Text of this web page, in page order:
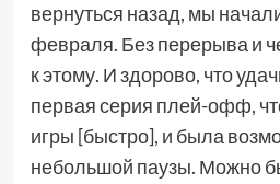
вернуться назад, мы
февраля. Без перерыва и
к этому. И здорово, что
первая серия плей-офф,
игры [быстро], и была
небольшой паузы. Можно